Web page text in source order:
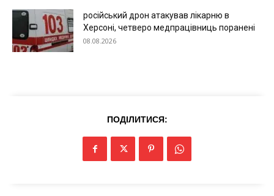
російський дрон атакував лікарню в
Херсоні, четверо медпрацівниць поранені
08.08.2026
ПОДІЛИТИСЯ: